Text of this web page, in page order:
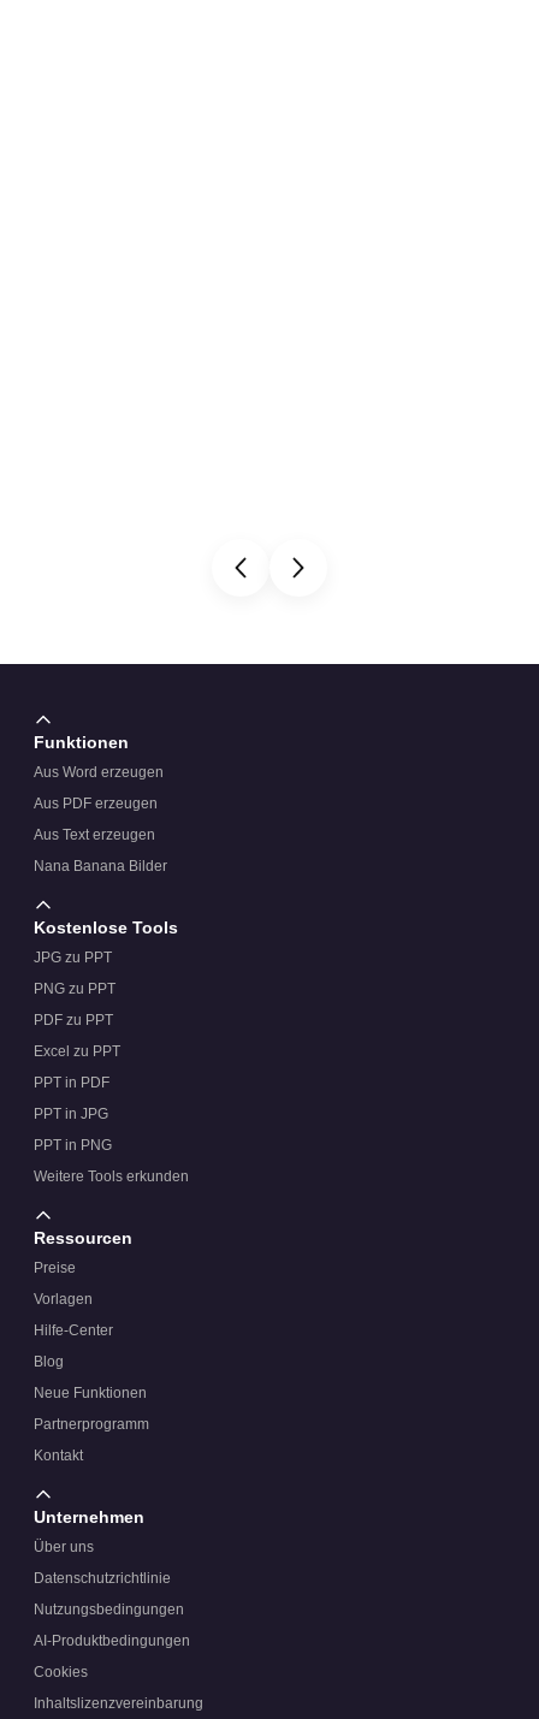
Funktionen
Aus Word erzeugen
Aus PDF erzeugen
Aus Text erzeugen
Nana Banana Bilder
Kostenlose Tools
JPG zu PPT
PNG zu PPT
PDF zu PPT
Excel zu PPT
PPT in PDF
PPT in JPG
PPT in PNG
Weitere Tools erkunden
Ressourcen
Preise
Vorlagen
Hilfe-Center
Blog
Neue Funktionen
Partnerprogramm
Kontakt
Unternehmen
Über uns
Datenschutzrichtlinie
Nutzungsbedingungen
AI-Produktbedingungen
Cookies
Inhaltslizenzvereinbarung